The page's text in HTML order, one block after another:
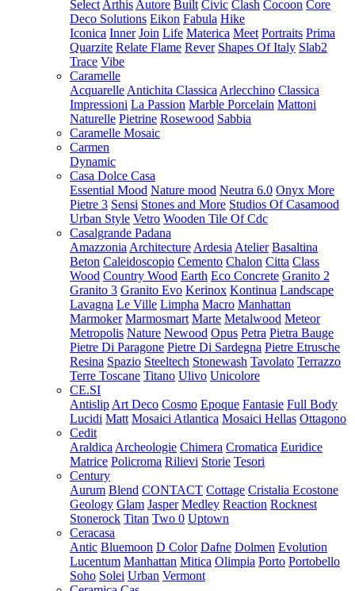
Select Arthis Autore Built Civic Clash Cocoon Core
Deco Solutions Eikon Fabula Hike
Iconica Inner Join Life Materica Meet Portraits Prima
Quarzite Relate Flame Rever Shapes Of Italy Slab2
Trace Vibe
Caramelle
Acquarelle Antichita Classica Arlecchino Classica
Impressioni La Passion Marble Porcelain Mattoni
Naturelle Pietrine Rosewood Sabbia
Caramelle Mosaic
Carmen
Dynamic
Casa Dolce Casa
Essential Mood Nature mood Neutra 6.0 Onyx More
Pietre 3 Sensi Stones and More Studios Of Casamood
Urban Style Vetro Wooden Tile Of Cdc
Casalgrande Padana
Amazzonia Architecture Ardesia Atelier Basaltina
Beton Caleidoscopio Cemento Chalon Citta Class
Wood Country Wood Earth Eco Concrete Granito 2
Granito 3 Granito Evo Kerinox Kontinua Landscape
Lavagna Le Ville Limpha Macro Manhattan
Marmoker Marmosmart Marte Metalwood Meteor
Metropolis Nature Newood Opus Petra Pietra Bauge
Pietre Di Paragone Pietre Di Sardegna Pietre Etrusche
Resina Spazio Steeltech Stonewash Tavolato Terrazzo
Terre Toscane Titano Ulivo Unicolore
CE.SI
Antislip Art Deco Cosmo Epoque Fantasie Full Body
Lucidi Matt Mosaici Atlantica Mosaici Hellas Ottagono
Cedit
Araldica Archeologie Chimera Cromatica Euridice
Matrice Policroma Rilievi Storie Tesori
Century
Aurum Blend CONTACT Cottage Cristalia Ecostone
Geology Glam Jasper Medley Reaction Rocknest
Stonerock Titan Two 0 Uptown
Ceracasa
Antic Bluemoon D Color Dafne Dolmen Evolution
Lucentum Manhattan Mitica Olimpia Porto Portobello
Soho Solei Urban Vermont